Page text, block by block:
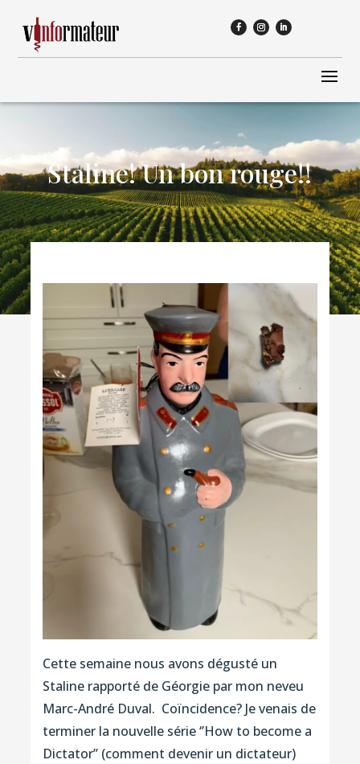
Staline! Un bon rouge!!
Cette semaine nous avons dégusté un
Staline rapporté de Géorgie par mon neveu
Marc-André Duval. Coïncidence? Je venais de
terminer la nouvelle série ‘’How to become a
Dictator’’ (comment devenir un dictateur)